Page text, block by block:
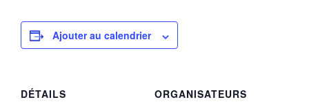
Ajouter au calendrier
DÉTAILS
ORGANISATEURS